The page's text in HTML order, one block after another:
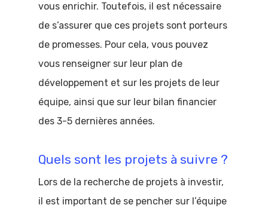
vous enrichir. Toutefois, il est nécessaire
de s’assurer que ces projets sont porteurs
de promesses. Pour cela, vous pouvez
vous renseigner sur leur plan de
développement et sur les projets de leur
équipe, ainsi que sur leur bilan financier
des 3-5 dernières années.
Quels sont les projets à suivre ?
Lors de la recherche de projets à investir,
il est important de se pencher sur l’équipe